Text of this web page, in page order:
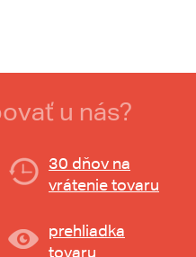
u nás?
30 dňov na
vrátenie tovaru
prehliadka
tovaru